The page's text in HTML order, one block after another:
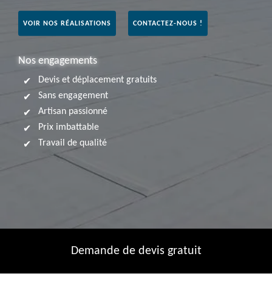
VOIR NOS RÉALISATIONS CONTACTEZ-NOUS !
Nos engagements
Devis et déplacement gratuits
Sans engagement
Artisan passionné
Prix imbattable
Travail de qualité
Demande de devis gratuit